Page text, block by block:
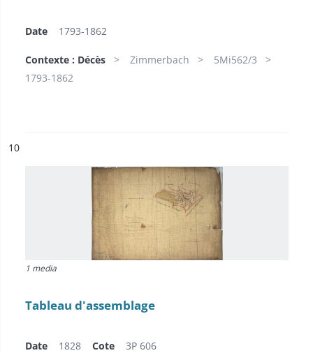
Date 1793-1862
Contexte : Décès Zimmerbach
5Mi562/3
1793-1862
n°
10
1 media
Tableau d'assemblage
Date 1828 Cote 3P 606